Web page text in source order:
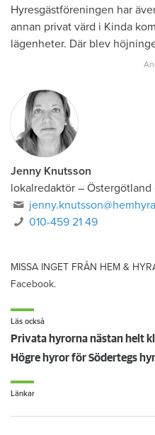
Hyresgästföreningen har
annan privat värd i Kinda
lägenheter. Där blev
Jenny Knutsson
lokalredaktör –
010-459 21 49
MISSA INGET FRÅN HEM &
Facebook.
Läs också
Privata hyrorna nästan helt
Högre hyror för Södertegs
Länkar